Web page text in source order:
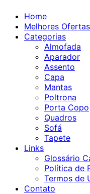
Home
Melhores Ofertas
Categorias
Almofada
Aparador
Assento
Capa
Mantas
Poltrona
Porta Copo
Quadros
Sofá
Tapete
Links
Glossário
Política de
Termos de
Contato